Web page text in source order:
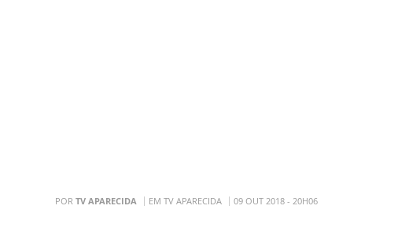
POR TV APARECIDA EM TV APARECIDA 09 OUT 2018 - 20H06